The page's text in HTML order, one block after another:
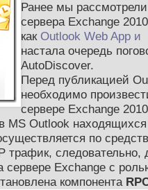
Ранее мы
сервера Exchange
как Outlook Web App
настала очередь
AutoDiscover.
Перед публикацией
необходимо
сервере Exchange
MS Outlook
по
трафик, следовательно,
сервере Exchange с
компонента